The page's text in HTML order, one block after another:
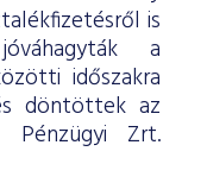
is
a
időszakra
döntöttek az
Pénzügyi Zrt.